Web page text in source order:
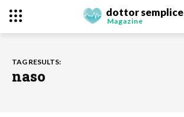
dottor semplice
Magazine
TAG RESULTS:
naso